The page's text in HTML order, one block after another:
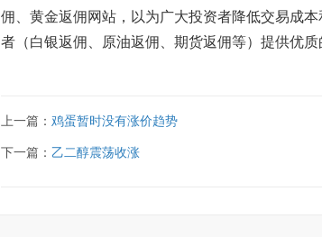
佣、黄金返佣网站，以为广大投资者降低交易成
者（白银返佣、原油返佣、期货返佣等）提供优质
上一篇： 鸡蛋暂时没有涨价趋势
下一篇： 乙二醇震荡收涨